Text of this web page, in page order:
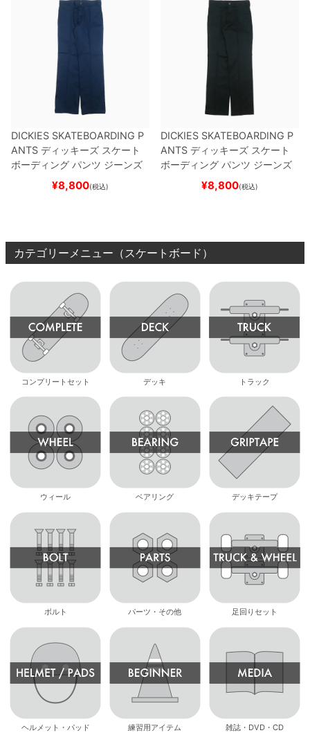
DICKIES SKATEBOARDING P
ANTS ディッキーズ スケート
ボーディング パンツ ジーンズ
SLIM FIT 30 LENGTH
スケートボード スケボ
¥8,800(税込)
DICKIES SKATEBOARDING P
ANTS ディッキーズ スケート
ボーディング パンツ ジーンズ
SLIM FIT 30 LENGTH
スケートボード スケボー
¥8,800(税込)
カテゴリーメニュー（スケートボード）
コンプリートセット デッキ トラック
ウィール ベアリング デッキテープ
ボルト パーツ・その他 足回りセット
ヘルメット・パッド 練習用アイテム 雑誌・DVD・CD